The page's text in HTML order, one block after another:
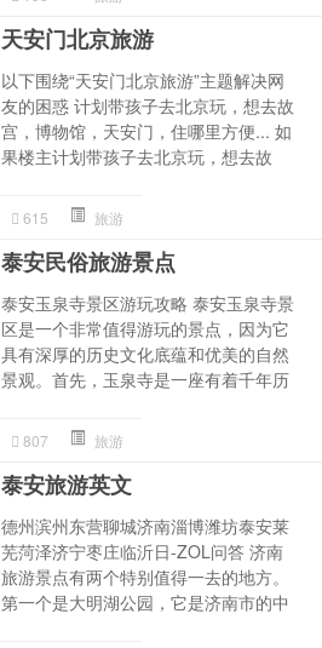
天安门北京旅游
以下围绕“天安门北京旅游”主题解决网
友的困惑 计划带孩子去北京玩，想去故
宫，博物馆，天安门，住哪里方便... 如
果楼主计划带孩子去北京玩，想去故
615 旅游
泰安民俗旅游景点
泰安玉泉寺景区游玩攻略 泰安玉泉寺景
区是一个非常值得游玩的景点，因为它
具有深厚的历史文化底蕴和优美的自然
景观。首先，玉泉寺是一座有着千年历
807 旅游
泰安旅游英文
德州滨州东营聊城济南淄博潍坊泰安莱
芜菏泽济宁枣庄临沂日-ZOL问答 济南
旅游景点有两个特别值得一去的地方。
第一个是大明湖公园，它是济南市的中